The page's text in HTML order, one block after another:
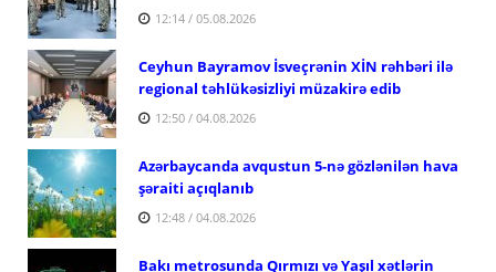
12:14 / 05.08.2026
Ceyhun Bayramov İsveçrənin XİN rəhbəri ilə
regional təhlükəsizliyi müzakirə edib
12:50 / 04.08.2026
Azərbaycanda avqustun 5-nə gözlənilən hava
şəraiti açıqlanıb
12:48 / 04.08.2026
Bakı metrosunda Qırmızı və Yaşıl xətlərin